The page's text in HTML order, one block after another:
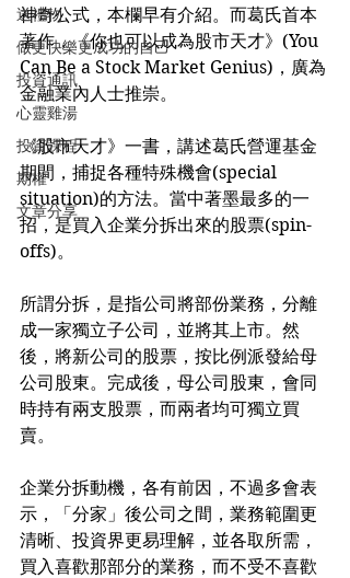
送禮物
做更快樂更成功的自己
投資通訊
心靈雞湯
投資課程
期權
文章分享
神奇公式，本欄早有介紹。而葛氏首本
著作，《你也可以成為股市天才》(You
Can Be a Stock Market Genius)，廣為
金融業內人士推崇。
《股市天才》一書，講述葛氏營運基金
期間，捕捉各種特殊機會(special
situation)的方法。當中著墨最多的一
招，是買入企業分拆出來的股票(spin-
offs)。
所謂分拆，是指公司將部份業務，分離
成一家獨立子公司，並將其上市。然
後，將新公司的股票，按比例派發給母
公司股東。完成後，母公司股東，會同
時持有兩支股票，而兩者均可獨立買
賣。
企業分拆動機，各有前因，不過多會表
示，「分家」後公司之間，業務範圍更
清晰、投資界更易理解，並各取所需，
買入喜歡那部分的業務，而不受不喜歡